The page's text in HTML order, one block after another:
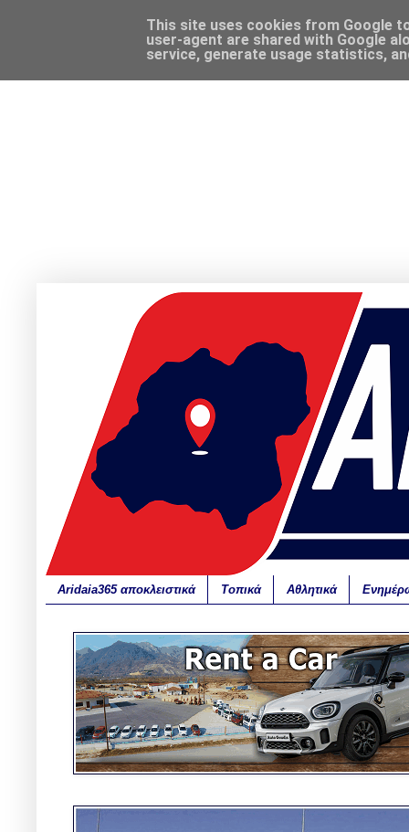
Aridaia365 αποκλειστικά Τοπικά Αθλητικά
This site uses cookies from Google
user-agent are shared with Google
service, generate usage statistics,